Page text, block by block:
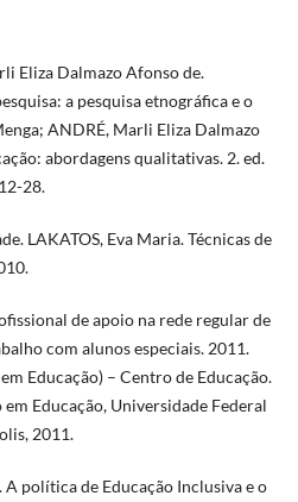
Eliza Dalmazo Afonso de.
a pesquisa etnográfica e o
ANDRÉ, Marli Eliza Dalmazo
abordagens qualitativas. 2. ed.
28.
LAKATOS, Eva Maria. Técnicas de
de apoio na rede regular de
com alunos especiais. 2011.
Educação) – Centro de Educação.
Educação, Universidade Federal
2011.
A política de Educação Inclusiva e o